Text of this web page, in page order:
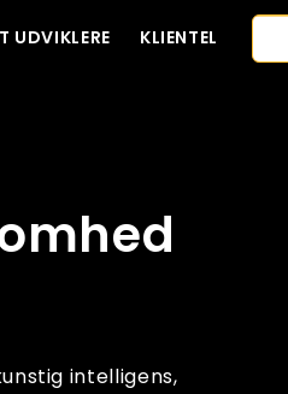
UDVIKLERE KLIENTEL
intelligens,